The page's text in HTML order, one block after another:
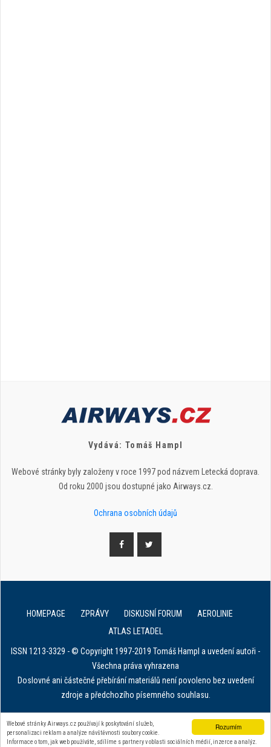
Rozumím
Webové stránky Airways.cz používají k poskytování služeb,
personalizaci reklam a analýze návštěvnosti soubory cookie.
Informace o tom, jak web používáte, sdílíme s partnery v oblasti sociálních médií, inzerce a analýz.
Vydává: Tomáš Hampl
Webové stránky byly založeny v roce 1997 pod názvem Letecká doprava.
Od roku 2000 jsou dostupné jako Airways.cz.
Ochrana osobních údajů
HOMEPAGE ZPRÁVY DISKUSNÍ FORUM
AEROLINIE
ATLAS LETADEL
ISSN 1213-3329 - © Copyright 1997-2019 Tomáš Hampl a uvedení autoři -
Všechna práva vyhrazena
Doslovné ani částečné přebírání materiálů není povoleno bez uvedení
zdroje a předchozího písemného souhlasu.
E. in ART for african IVF clinics
Zařízení na stahování dat z tachografu